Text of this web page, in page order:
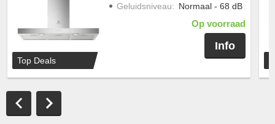
Top Deals
Geluidsniveau: Normaal - 68 dB
Op voorraad
Info